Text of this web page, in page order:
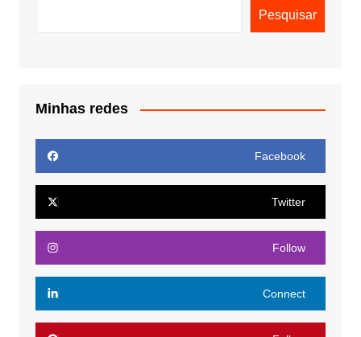
Pesquisar
Minhas redes
Facebook
Twitter
Follow
Connect